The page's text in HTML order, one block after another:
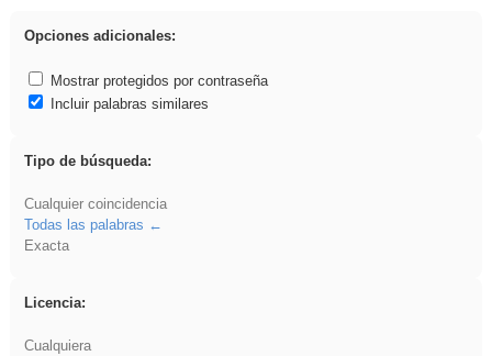
Opciones adicionales:
Mostrar protegidos por contraseña
Incluir palabras similares
Tipo de búsqueda:
Cualquier coincidencia
Todas las palabras
Exacta
Licencia:
Cualquiera